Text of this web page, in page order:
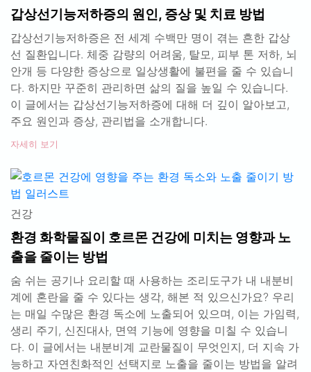
갑상선기능저하증의 원인, 증상 및 치료 방법
갑상선기능저하증은 전 세계 수백만 명이 겪는 흔한 갑상
선 질환입니다. 체중 감량의 어려움, 탈모, 피부 톤 저하, 뇌
안개 등 다양한 증상으로 일상생활에 불편을 줄 수 있습니
다. 하지만 꾸준히 관리하면 삶의 질을 높일 수 있습니다.
이 글에서는 갑상선기능저하증에 대해 더 깊이 알아보고,
주요 원인과 증상, 관리법을 소개합니다.
자세히 보기
건강
환경 화학물질이 호르몬 건강에 미치는 영향과 노
출을 줄이는 방법
숨 쉬는 공기나 요리할 때 사용하는 조리도구가 내 내분비
계에 혼란을 줄 수 있다는 생각, 해본 적 있으신가요? 우리
는 매일 수많은 환경 독소에 노출되어 있으며, 이는 가임력,
생리 주기, 신진대사, 면역 기능에 영향을 미칠 수 있습니
다. 이 글에서는 내분비계 교란물질이 무엇인지, 더 지속 가
능하고 자연친화적인 선택지로 노출을 줄이는 방법을 알려